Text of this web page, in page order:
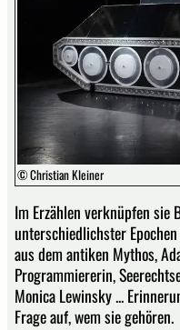
© Christian Kleiner
Im Erzählen verknüpfen sie
unterschiedlichster
aus dem antiken Mythos,
Programmiererin,
Monica Lewinsky ...
Frage auf, wem sie gehören.